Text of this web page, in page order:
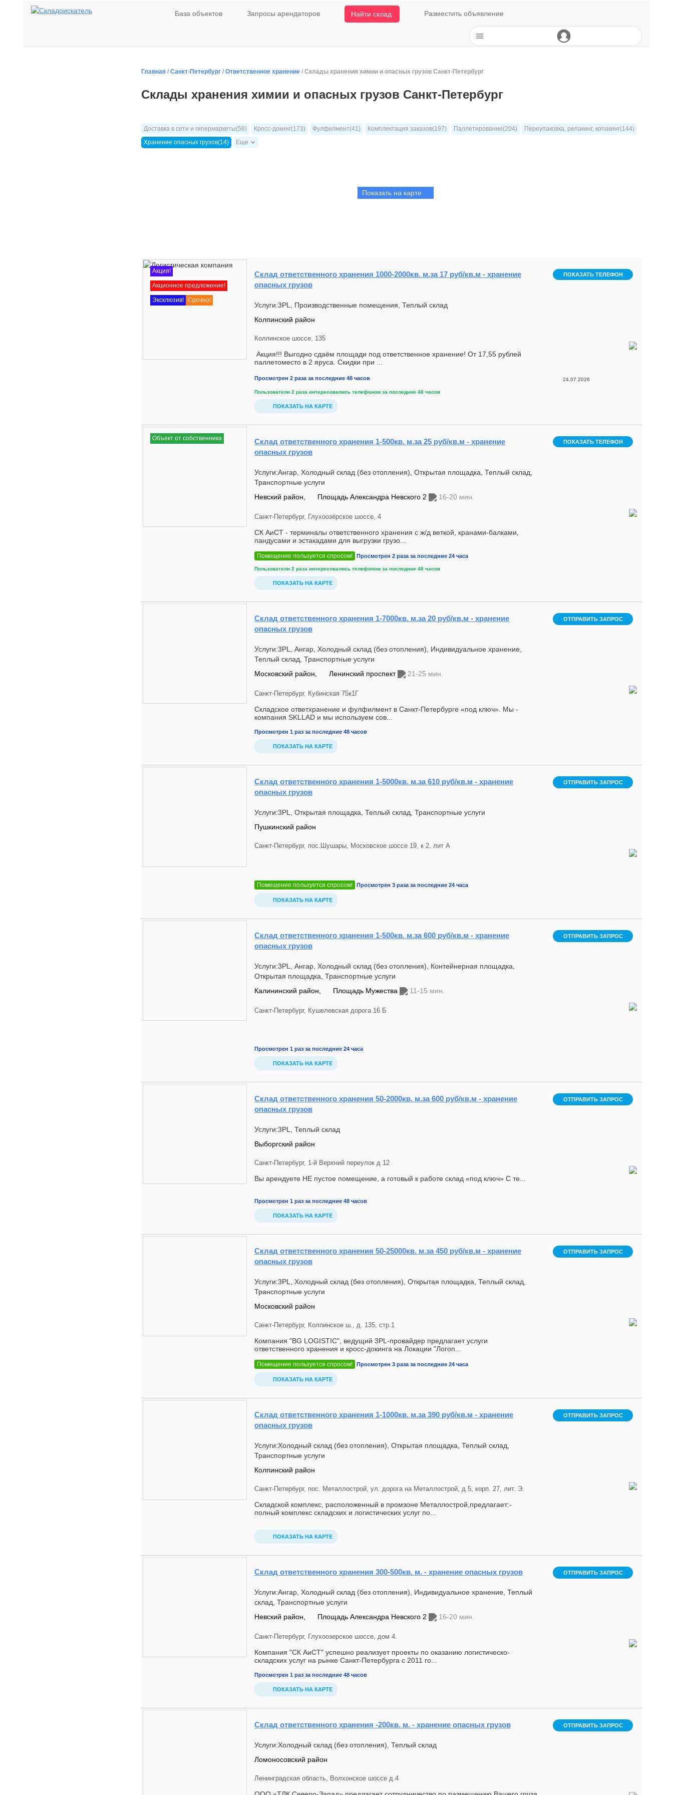
База объектов Запросы арендаторов Найти склад Разместить объявление
Главная / Санкт-Петербург / Ответственное хранение / Склады хранения химии и опасных грузов Санкт-Петербург
Склады хранения химии и опасных грузов Санкт-Петербург
Доставка в сети и гипермаркеты(56) Кросс-докинг(173) Фулфилмент(41) Комплектация заказов(197) Паллетирование(204)
Переупаковка, репакинг, копакинг(144)
Хранение опасных грузов(14)
Еще
Показать на карте
Акция!
Акционное предложение!
Эксклюзив! Срочно!
Склад ответственного хранения 1000-2000кв. м.за 17 руб/кв.м - хранение
опасных грузов
Услуги:3PL, Производственные помещения, Теплый склад
Колпинский район
Колпинское шоссе, 135
Акция!!! Выгодно сдаём площади под ответственное хранение! От 17,55 рублей
паллетоместо в 2 яруса. Скидки при ...
ПОКАЗАТЬ ТЕЛЕФОН
Просмотрен 2 раза за последние 48 часов 24.07.2026
Пользователи 2 раза интересовались телефоном за последние 48 часов
ПОКАЗАТЬ НА КАРТЕ
Объект от собственника
Склад ответственного хранения 1-500кв. м.за 25 руб/кв.м - хранение
опасных грузов
Услуги:Ангар, Холодный склад (без отопления), Открытая площадка, Теплый склад,
Транспортные услуги
Невский район,
Площадь Александра Невского 2 16-20 мин.
Санкт-Петербург, Глухоозёрское шоссе, 4
СК АиСТ - терминалы ответственного хранения с ж/д веткой, кранами-балками,
пандусами и эстакадами для выгрузки грузо...
ПОКАЗАТЬ ТЕЛЕФОН
Помещение пользуется спросом! Просмотрен 2 раза за последние 24 часа
Пользователи 2 раза интересовались телефоном за последние 48 часов
ПОКАЗАТЬ НА КАРТЕ
Склад ответственного хранения 1-7000кв. м.за 20 руб/кв.м - хранение
опасных грузов
Услуги:3PL, Ангар, Холодный склад (без отопления), Индивидуальное хранение,
Теплый склад, Транспортные услуги
Московский район,
Ленинский проспект 21-25 мин.
Санкт-Петербург, Кубинская 75к1Г
Складское ответхранение и фулфилмент в Санкт-Петербурге «под ключ». Мы -
компания SKLLAD и мы используем сов...
ОТПРАВИТЬ ЗАПРОС
Просмотрен 1 раз за последние 48 часов
ПОКАЗАТЬ НА КАРТЕ
Склад ответственного хранения 1-5000кв. м.за 610 руб/кв.м - хранение
опасных грузов
Услуги:3PL, Открытая площадка, Теплый склад, Транспортные услуги
Пушкинский район
Санкт-Петербург, пос.Шушары, Московское шоссе 19, к 2, лит А
ОТПРАВИТЬ ЗАПРОС
Помещение пользуется спросом! Просмотрен 3 раза за последние 24 часа
ПОКАЗАТЬ НА КАРТЕ
Склад ответственного хранения 1-500кв. м.за 600 руб/кв.м - хранение
опасных грузов
Услуги:3PL, Ангар, Холодный склад (без отопления), Контейнерная площадка,
Открытая площадка, Транспортные услуги
Калининский район,
Площадь Мужества 11-15 мин.
Санкт-Петербург, Кушелевская дорога 16 Б
ОТПРАВИТЬ ЗАПРОС
Просмотрен 1 раз за последние 24 часа
ПОКАЗАТЬ НА КАРТЕ
Склад ответственного хранения 50-2000кв. м.за 600 руб/кв.м - хранение
опасных грузов
Услуги:3PL, Теплый склад
Выборгский район
Санкт-Петербург, 1-й Верхний переулок д 12
Вы арендуете НЕ пустое помещение, а готовый к работе склад «под ключ» С те...
ОТПРАВИТЬ ЗАПРОС
Просмотрен 1 раз за последние 48 часов
ПОКАЗАТЬ НА КАРТЕ
Склад ответственного хранения 50-25000кв. м.за 450 руб/кв.м - хранение
опасных грузов
Услуги:3PL, Холодный склад (без отопления), Открытая площадка, Теплый склад,
Транспортные услуги
Московский район
Санкт-Петербург, Колпинское ш., д. 135, стр.1
Компания "BG LOGISTIC", ведущий 3PL-провайдер предлагает услуги
ответственного хранения и кросс-докинга на Локации "Логоп...
ОТПРАВИТЬ ЗАПРОС
Помещение пользуется спросом! Просмотрен 3 раза за последние 24 часа
ПОКАЗАТЬ НА КАРТЕ
Склад ответственного хранения 1-1000кв. м.за 390 руб/кв.м - хранение
опасных грузов
Услуги:Холодный склад (без отопления), Открытая площадка, Теплый склад,
Транспортные услуги
Колпинский район
Санкт-Петербург, пос. Металлострой, ул. дорога на Металлострой, д.5, корп. 27, лит. Э.
Складской комплекс, расположенный в промзоне Металлострой,предлагает:-
полный комплекс складских и логистических услуг по...
ОТПРАВИТЬ ЗАПРОС
ПОКАЗАТЬ НА КАРТЕ
Склад ответственного хранения 300-500кв. м. - хранение опасных грузов
Услуги:Ангар, Холодный склад (без отопления), Индивидуальное хранение, Теплый
склад, Транспортные услуги
Невский район,
Площадь Александра Невского 2 16-20 мин.
Санкт-Петербург, Глухоозерское шоссе, дом 4.
Компания "СК АиСТ" успешно реализует проекты по оказанию логистическо-
складских услуг на рынке Санкт-Петербурга с 2011 го...
ОТПРАВИТЬ ЗАПРОС
Просмотрен 1 раз за последние 48 часов
ПОКАЗАТЬ НА КАРТЕ
Склад ответственного хранения -200кв. м. - хранение опасных грузов
Услуги:Холодный склад (без отопления), Теплый склад
Ломоносовский район
Ленинградская область, Волхонское шоссе д.4
ОТПРАВИТЬ ЗАПРОС